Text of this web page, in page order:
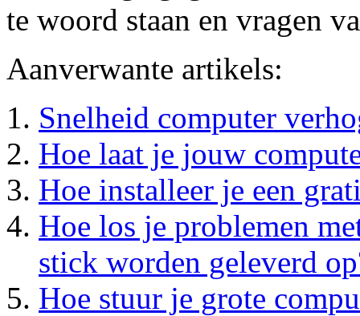
te woord staan en vragen
Aanverwante artikels:
Snelheid computer
Hoe laat je jouw
Hoe installeer je een
Hoe los je problemen
stick worden geleverd
Hoe stuur je grote